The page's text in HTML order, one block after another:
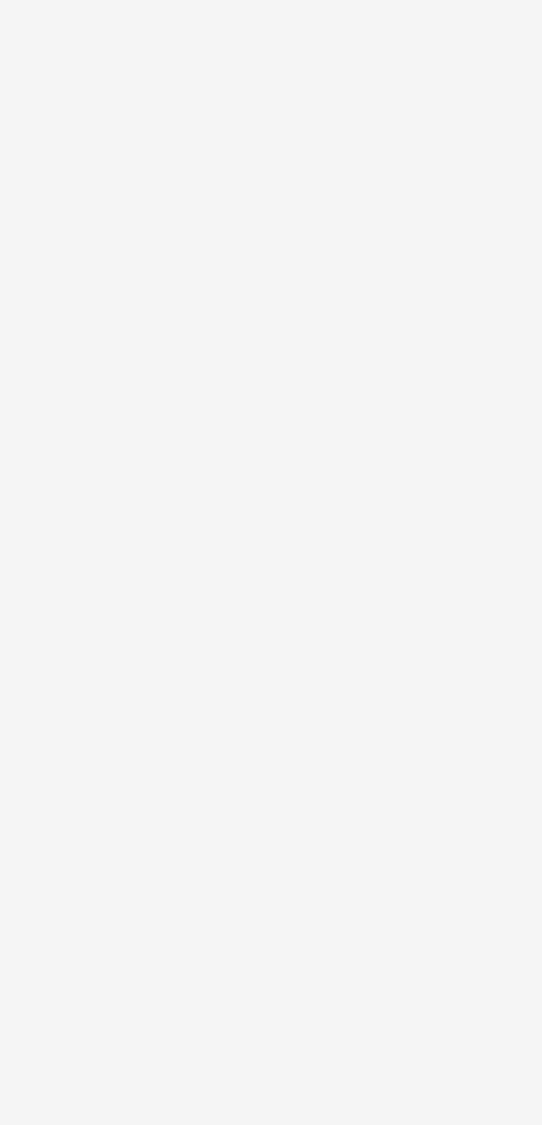
của máy rửa bát bosch khá đơn giản, chỉ gồm hai khoang rửa
, đầu tiên người sử dụng cần đổ bỏ chỗ rác này, sau đó tiến
phẩm cao cấp nhất trên thị trường hiện nay, giúp hỗ trợ rửa
– Rà soát lại toàn bộ máy
, lượng nước tiêu
cao cấp sẽ tiết kiệm được 1/3 lượng nước so với
ấy. Người ta bảo Hà Giang 4 mùa đều đẹp, và rằng bất cứ